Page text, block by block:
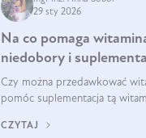
29 sty 2026
Na co pomaga
niedobory i
Czy można przedawkować
pomóc suplementacja tą
zalecane jest jesienią i zimą,
CZYTAJ